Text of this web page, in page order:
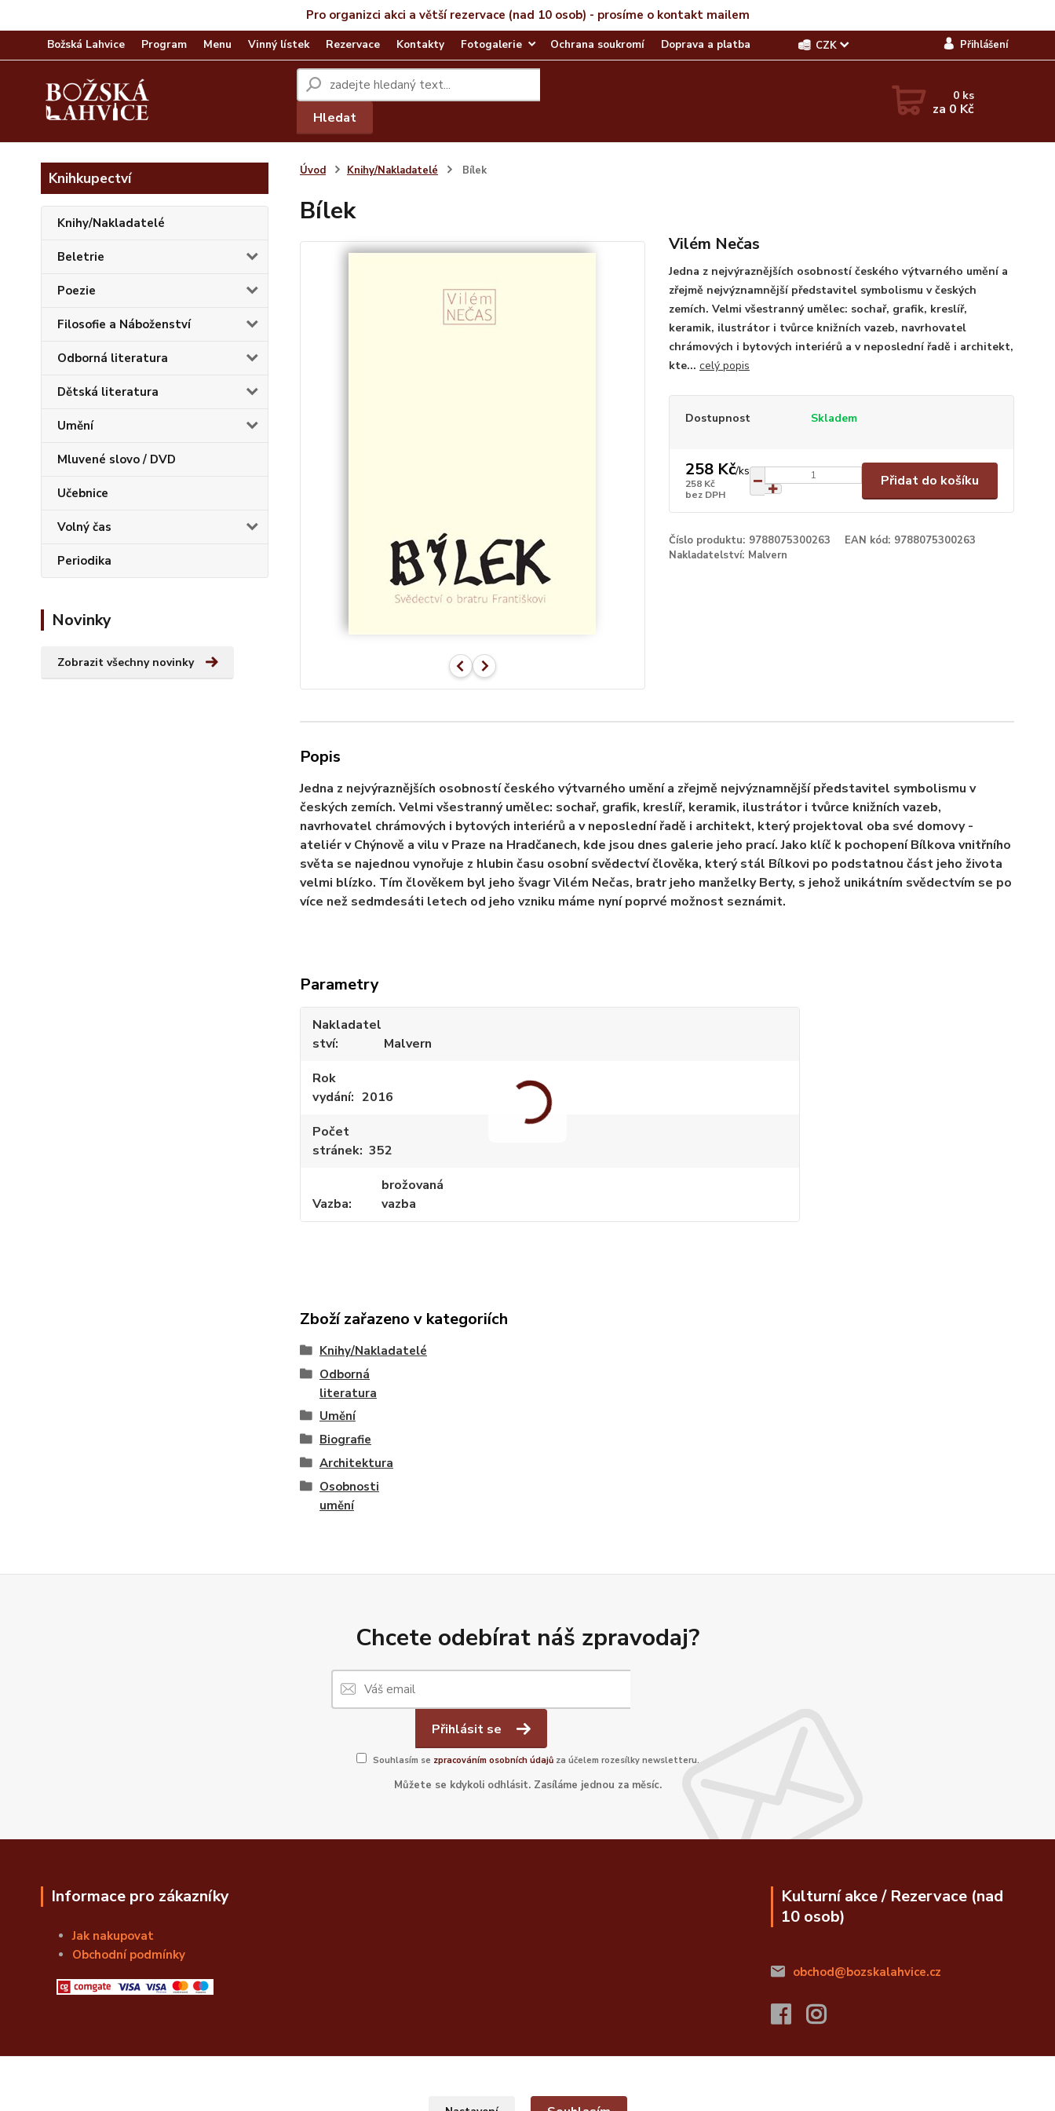
Pro organizci akci a větší rezervace (nad 10 osob) - prosíme o kontakt mailem
Božská Lahvice Program Menu Vinný lístek Rezervace Kontakty Fotogalerie Ochrana soukromí Doprava a platba CZK Přihlášení
Hledat
0 ks
za 0 Kč
Knihkupectví
Knihy/Nakladatelé
Beletrie
Poezie
Filosofie a Náboženství
Odborná literatura
Dětská literatura
Umění
Mluvené slovo / DVD
Učebnice
Volný čas
Periodika
Novinky
Zobrazit všechny novinky
Úvod Knihy/Nakladatelé Bílek
Bílek
Vilém Nečas
Jedna z nejvýraznějších osobností českého výtvarného umění a
zřejmě nejvýznamnější představitel symbolismu v českých
zemích. Velmi všestranný umělec: sochař, grafik, kreslíř,
keramik, ilustrátor i tvůrce knižních vazeb, navrhovatel
chrámových i bytových interiérů a v neposlední řadě i architekt,
kte... celý popis
Dostupnost Skladem
258 Kč/ks
258 Kč
bez DPH
Přidat do košíku
Číslo produktu: 9788075300263 EAN kód: 9788075300263
Nakladatelství: Malvern
Popis
Jedna z nejvýraznějších osobností českého výtvarného umění a zřejmě nejvýznamnější představitel symbolismu v
českých zemích. Velmi všestranný umělec: sochař, grafik, kreslíř, keramik, ilustrátor i tvůrce knižních vazeb,
navrhovatel chrámových i bytových interiérů a v neposlední řadě i architekt, který projektoval oba své domovy -
ateliér v Chýnově a vilu v Praze na Hradčanech, kde jsou dnes galerie jeho prací. Jako klíč k pochopení Bílkova vnitřního
světa se najednou vynořuje z hlubin času osobní svědectví člověka, který stál Bílkovi po podstatnou část jeho života
velmi blízko. Tím člověkem byl jeho švagr Vilém Nečas, bratr jeho manželky Berty, s jehož unikátním svědectvím se po
více než sedmdesáti letech od jeho vzniku máme nyní poprvé možnost seznámit.
Parametry
Nakladatel
ství
Malvern
Rok
vydání
2016
Počet
stránek 352
Vazba
brožovaná
vazba
Zboží zařazeno v kategoriích
Knihy/Nakladatelé
Odborná
literatura
Umění
Biografie
Architektura
Osobnosti
umění
Chcete odebírat náš zpravodaj?
Přihlásit se
Souhlasím se zpracováním osobních údajůza účelem rozesílky newsletteru.
Můžete se kdykoli odhlásit. Zasíláme jednou za měsíc.
Informace pro zákazníky
Jak nakupovat
Obchodní podmínky
Kulturní akce / Rezervace (nad
10 osob)
obchod@bozskalahvice.cz